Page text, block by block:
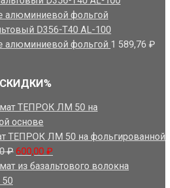
D356-T40 AL-100
алюминиевой фольгой 1 589,76 ₽
ТЕПРОК ЛМ 50 на фольгированной
₽ Первоначальная
цена
600,00 ₽
цена: